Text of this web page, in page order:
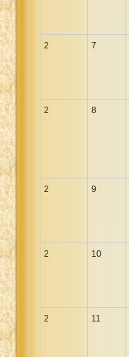
2 7
2 8
2 9
2 10
2 11